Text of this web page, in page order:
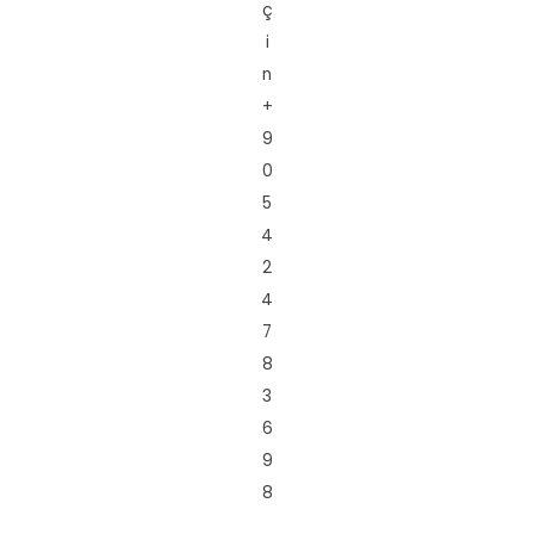
ç
i
n
+
9
0
5
4
2
4
7
8
3
6
9
8